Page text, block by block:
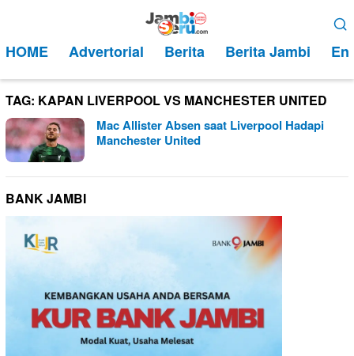
kontenMobile
HOME Advertorial Berita Berita Jambi
TAG: KAPAN LIVERPOOL VS MANCHESTER UNITED
Mac Allister Absen saat Liverpool Hadapi
Manchester United
BANK JAMBI